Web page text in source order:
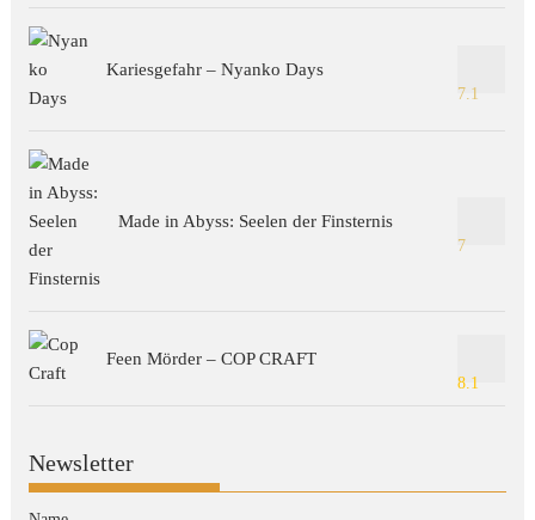
Kariesgefahr – Nyanko Days
7.1
Made in Abyss: Seelen der Finsternis
7
Feen Mörder – COP CRAFT
8.1
Newsletter